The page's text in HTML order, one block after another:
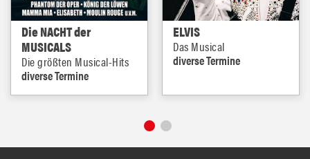
Die NACHT der
MUSICALS
Die größten Musical-Hits
diverse Termine
ELVIS
Das Musical
diverse Termine